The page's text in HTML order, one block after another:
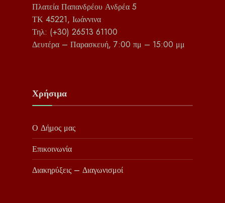
Πλατεία Παπανδρέου Ανδρέα 5
ΤΚ 45221, Ιωάννινα
Τηλ: (+30) 26513 61100
Δευτέρα – Παρασκευή, 7:00 πμ – 15:00 μμ
Χρήσιμα
Ο Δήμος μας
Επικοινωνία
Διακηρύξεις – Διαγωνισμοί